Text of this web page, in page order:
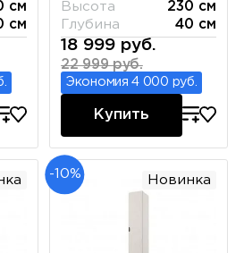
см
см
Высота
230 см
Глубина
40 см
18 999 руб.
22 999 руб.
Экономия 4 000 руб.
Купить
-10% Новинка